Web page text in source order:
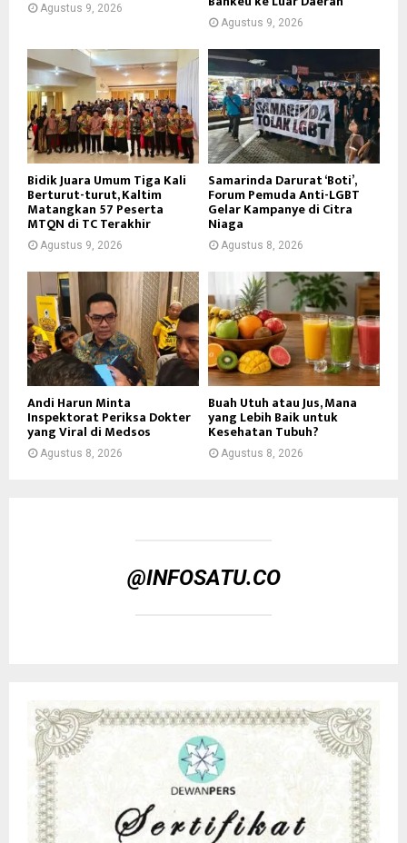
Agustus 9, 2026
Agustus 9, 2026
Bidik Juara Umum Tiga Kali
Berturut-turut, Kaltim
Matangkan 57 Peserta
MTQN di TC Terakhir
Agustus 9, 2026
Samarinda Darurat ‘Boti’,
Forum Pemuda Anti-LGBT
Gelar Kampanye di Citra
Niaga
Agustus 8, 2026
Andi Harun Minta
Inspektorat Periksa Dokter
yang Viral di Medsos
Agustus 8, 2026
Buah Utuh atau Jus, Mana
yang Lebih Baik untuk
Kesehatan Tubuh?
Agustus 8, 2026
@INFOSATU.CO